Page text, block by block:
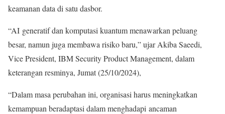
keamanan data di satu dasbor.
“AI generatif dan komputasi kuantum menawarkan peluang
besar, namun juga membawa risiko baru,” ujar Akiba Saeedi,
Vice President, IBM Security Product Management, dalam
keterangan resminya, Jumat (25/10/2024),
“Dalam masa perubahan ini, organisasi harus meningkatkan
kemampuan beradaptasi dalam menghadapi ancaman